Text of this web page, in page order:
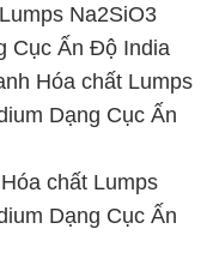
Na2SiO3
Cục Ấn Độ India
Hóa chất Lumps
Dạng Cục Ấn
chất Lumps
Dạng Cục Ấn